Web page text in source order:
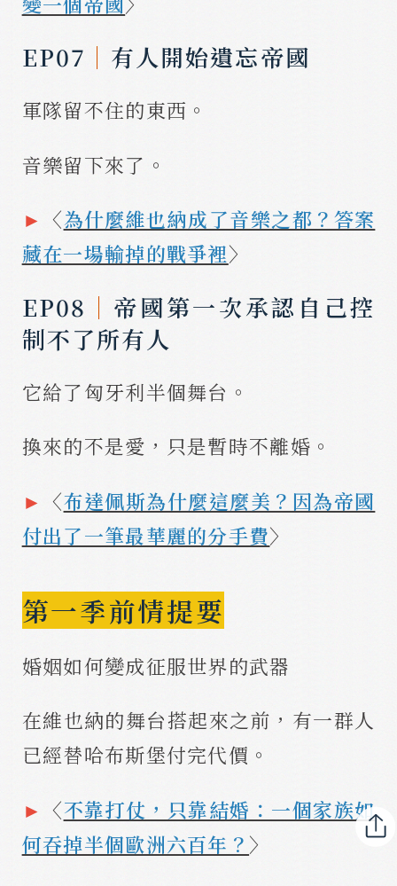
EP07 ｜ 有人開始遺忘帝國
軍隊留不住的東西。
音樂留下來了。
► 〈為什麼維也納成了音樂之都？答案
藏在一場輸掉的戰爭裡〉
EP08 ｜ 帝國第一次承認自己控
制不了所有人
它給了匈牙利半個舞台。
換來的不是愛，只是暫時不離婚。
► 〈布達佩斯為什麼這麼美？因為帝國
付出了一筆最華麗的分手費〉
第一季前情提要
婚姻如何變成征服世界的武器
在維也納的舞台搭起來之前，有一群人
已經替哈布斯堡付完代價。
► 〈不靠打仗，只靠結婚：一個家族如
何吞掉半個歐洲六百年？ 〉